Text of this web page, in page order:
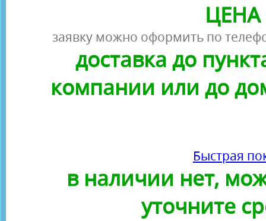
ЦЕНА
заявку можно оформить по
доставка до
компании или до
Быстрая
в наличии нет,
уточните